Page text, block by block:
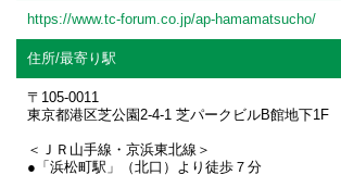
https://www.tc-forum.co.jp/ap-hamamatsucho/
住所/最寄り駅
〒105-0011
東京都港区芝公園2-4-1 芝パークビルB館地下1F
＜ＪＲ山手線・京浜東北線＞
●「浜松町駅」（北口）より徒歩７分